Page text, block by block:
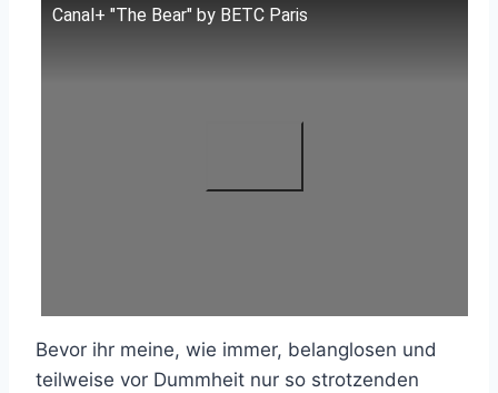
Canal+ "The Bear" by BETC Paris
Bevor ihr meine, wie immer, belanglosen und
teilweise vor Dummheit nur so strotzenden